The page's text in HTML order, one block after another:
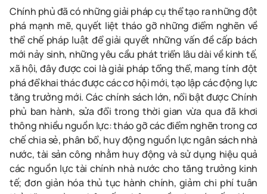
Chính phủ đã có những giải pháp cụ thể tạo ra những đột
phá mạnh mẽ, quyết liệt tháo gỡ những điểm nghẽn về
thể chế pháp luật để giải quyết những vấn đề cấp bách
mới nảy sinh, những yêu cầu phát triển lâu dài về kinh tế,
xã hội, đây được coi là giải pháp tổng thể, mang tính đột
phá để khai thác được các cơ hội mới, tạo lập các động lực
tăng trưởng mới. Các chính sách lớn, nổi bật được Chính
phủ ban hành, sửa đổi trong thời gian vừa qua đã khơi
thông nhiều nguồn lực: tháo gỡ các điểm nghẽn trong cơ
chế chia sẻ, phân bổ, huy động nguồn lực ngân sách nhà
nước, tài sản công nhằm huy động và sử dụng hiệu quả
các nguồn lực tài chính nhà nước cho tăng trưởng kinh
tế; đơn giản hóa thủ tục hành chính, giảm chi phí tuân